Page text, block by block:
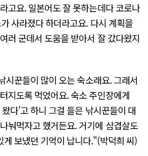
고요. 일본어도 잘 못하는데다 코로나
사라졌다 하더라고요. 다시 계획을
러 군데서 도움을 받아서 잘 갔다왔지
시꾼들이 많이 오는 숙소래요. 그래서
지도록 먹었어요. 숙소 주인장에게
다'고 하니 그걸 들은 낚시꾼들이 대
눠먹자고 했거든요. 거기에 삼겹살도
게 보냈던 기억이 납니다."(박덕희 씨)